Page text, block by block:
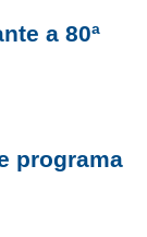
a 80ª
programa